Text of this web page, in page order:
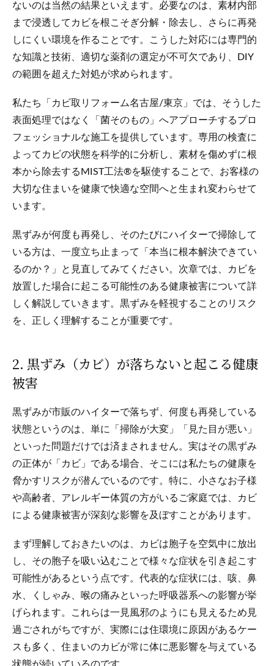
ないのは当然の結果といえます。必要なのは、素材内部
まで浸透してカビを根こそぎ分解・除去し、さらに再発
しにくい環境を作ることです。こうした対応には専門的
な知識と技術、適切な薬剤の選定が不可欠であり、DIY
の範囲を超えた対処が求められます。
私たち「カビ取リフォーム名古屋/東京」では、そうした
表面処理ではなく「菌そのもの」へアプローチするプロ
フェッショナルな施工を提供しています。専用の検査に
よってカビの状態を科学的に分析し、素材を傷めずに根
本から除去するMIST工法®を駆使することで、お客様の
大切な住まいを健康で快適な空間へと生まれ変わらせて
います。
黒ずみが何度も再発し、そのたびにハイターで掃除して
いる方は、一度立ち止まって「本当に根本解決できてい
るのか？」と見直してみてください。次章では、カビを
放置した場合に起こる可能性のある健康被害について詳
しく解説していきます。黒ずみを軽視することのリスク
を、正しく理解することが重要です。
2. 黒ずみ（カビ）が落ちないと起こる健康
被害
黒ずみが市販のハイターで落ちず、何度も再発している
状態というのは、単に「掃除が大変」「見た目が悪い」
といった問題だけでは済まされません。実はその黒ずみ
の正体が「カビ」である場合、そこには私たちの健康を
脅かすリスクが潜んでいるのです。特に、小さなお子様
や高齢者、アレルギー体質の方がいるご家庭では、カビ
による健康被害が深刻な影響を及ぼすことがあります。
まず理解しておきたいのは、カビは胞子を空気中に放出
し、その胞子を吸い込むことで様々な症状を引き起こす
可能性があるという点です。代表的な症状には、咳、鼻
水、くしゃみ、喉の痛みといった呼吸器系への影響が挙
げられます。これらは一見風邪のようにも見えるため見
過ごされがちですが、実際には住環境に原因があるケー
スも多く、住まいのカビが常に体に悪影響を与えている